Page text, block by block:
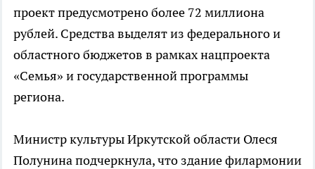
проект предусмотрено более 72 миллиона
рублей. Средства выделят из федерального и
областного бюджетов в рамках нацпроекта
«Семья» и государственной программы
региона.
Министр культуры Иркутской области Олеся
Полунина подчеркнула, что здание филармонии